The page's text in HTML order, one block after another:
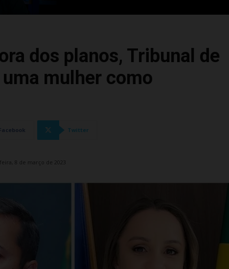
dos planos, Tribunal de
mulher como
Twitter
8 de março de 2023